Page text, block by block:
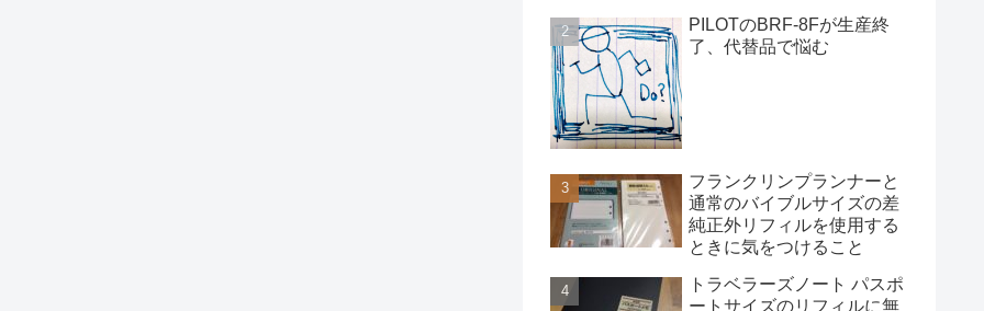
PILOTのBRF-8Fが生産終
了、代替品で悩む
フランクリンプランナーと
通常のバイブルサイズの差
純正外リフィルを使用する
ときに気をつけること
トラベラーズノート パスポ
ートサイズのリフィルに無